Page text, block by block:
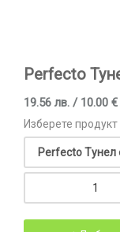
Perfecto
19.56 лв. / 10.00
Изберете